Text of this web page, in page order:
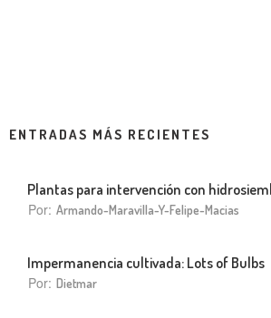
ENTRADAS MÁS RECIENTES
Plantas para intervención con
Por: Armando-Maravilla-Y-Felipe-Macias
Impermanencia cultivada: Lots of Bulbs
Por: Dietmar